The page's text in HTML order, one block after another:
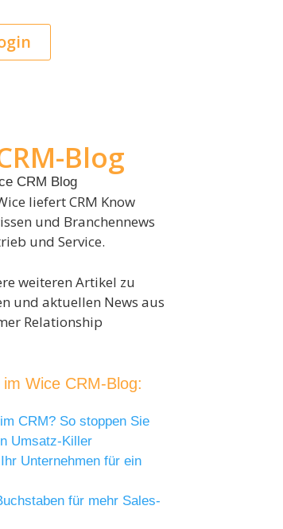
Blog
liefert CRM Know
und Branchennews
und Service.
weiteren Artikel zu
und aktuellen News aus
Relationship
Wice CRM-Blog:
CRM? So stoppen Sie
Umsatz-Killer
Unternehmen für ein
für mehr Sales-